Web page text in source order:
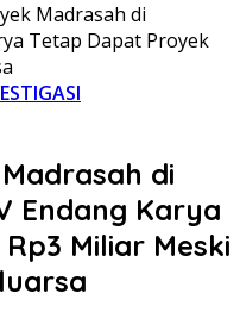
Madrasah di
Tetap Dapat Proyek
di
Endang Karya
Miliar Meski